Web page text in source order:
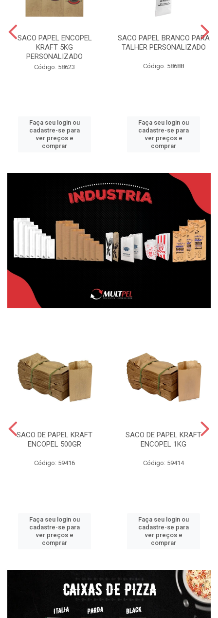
SACO PAPEL ENCOPEL
KRAFT 5KG
PERSONALIZADO
Código: 58623
Faça seu login ou
cadastre-se para
ver preços e
comprar
SACO PAPEL BRANCO PARA
TALHER PERSONALIZADO
Código: 58688
Faça seu login ou
cadastre-se para
ver preços e
comprar
SACO DE PAPEL KRAFT
ENCOPEL 500GR
Código: 59416
Faça seu login ou
cadastre-se para
ver preços e
comprar
SACO DE PAPEL KRAFT
ENCOPEL 1KG
Código: 59414
Faça seu login ou
cadastre-se para
ver preços e
comprar